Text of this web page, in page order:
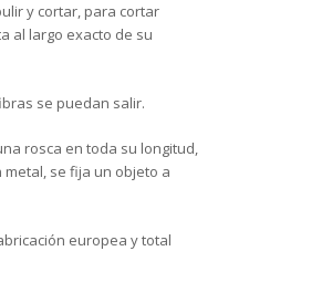
y cortar, para cortar
al largo exacto de su
se puedan salir.
rosca en toda su longitud,
se fija un objeto a
europea y total